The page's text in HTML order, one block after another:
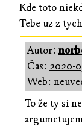
Kde toto
Tebe uz z
Autor:
Čas: 2020-
Web:
To že ty si